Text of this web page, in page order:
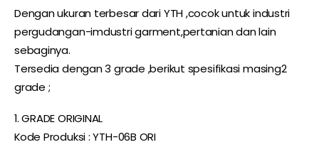
Dengan ukuran terbesar dari YTH ,cocok untuk industri
pergudangan-imdustri garment,pertanian dan lain
sebaginya.
Tersedia dengan 3 grade ,berikut spesifikasi masing2
grade ;
1. GRADE ORIGINAL
Kode Produksi : YTH-06B ORI